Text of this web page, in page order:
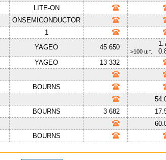
LITE-ON
ONSEMICONDUCTOR
1
YAGEO 45 650
>100 шт.
YAGEO
13 332
BOURNS
BOURNS 3 682
ВОURNS